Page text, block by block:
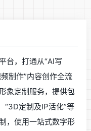
台，打通从“AI写
制作”内容创作全流
象定制服务，提供包
“3D定制及IP活化”等
，使用一站式数字形